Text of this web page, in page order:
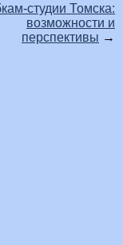
студии Томска:
возможности и
перспективы →